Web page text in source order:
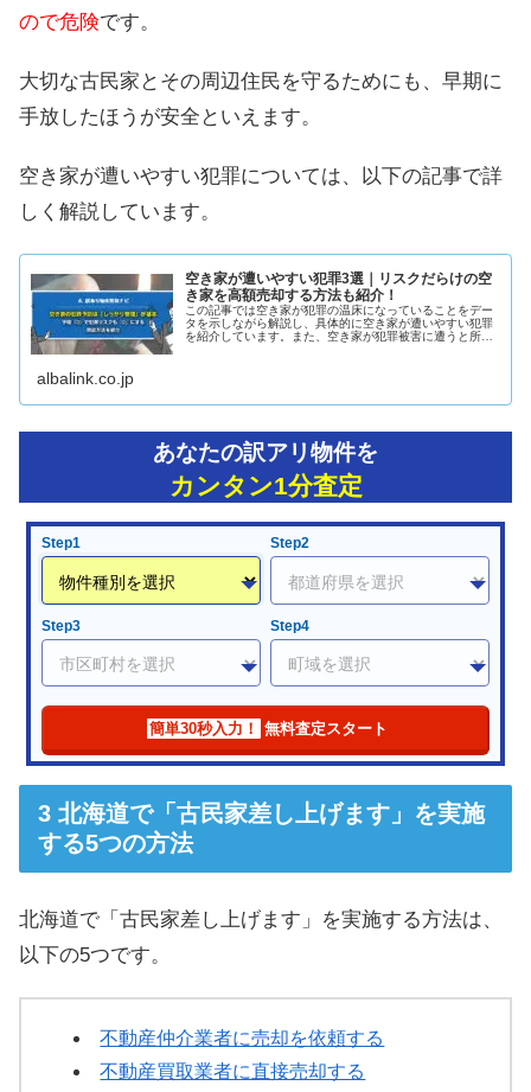
ので危険です。
大切な古民家とその周辺住民を守るためにも、早期に
手放したほうが安全といえます。
空き家が遭いやすい犯罪については、以下の記事で詳
しく解説しています。
空き家が遭いやすい犯罪3選｜リスクだらけの空
き家を高額売却する方法も紹介！
この記事では空き家が犯罪の温床になっていることをデー
タを示しながら解説し、具体的に空き家が遭いやすい犯罪
を紹介しています。また、空き家が犯罪被害に遭うと所有
albalink.co.jp
あなたの訳アリ物件を
カンタン1分査定
Step1 Step2
Step3 Step4
簡単30秒入力！ 無料査定スタート
北海道で「古民家差し上げます」を実施
する5つの方法
北海道で「古民家差し上げます」を実施する方法は、
以下の5つです。
不動産仲介業者に売却を依頼する
不動産買取業者に直接売却する